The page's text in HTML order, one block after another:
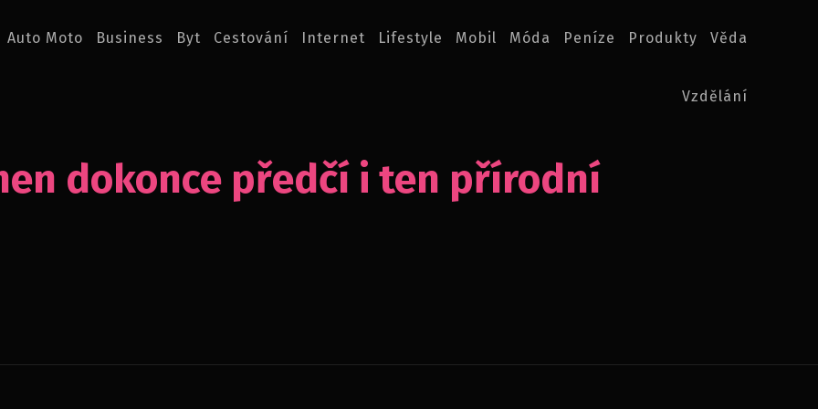
Auto Moto Business Byt Cestování Internet Lifestyle Mobil Móda Peníze Produkty Věda
Vzdělání
dokonce předčí i ten přírodní